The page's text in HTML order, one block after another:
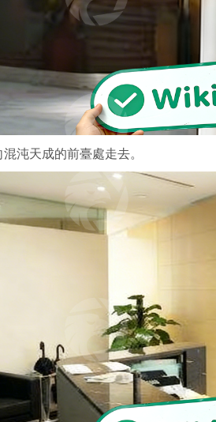
沌天成的前臺處走去。